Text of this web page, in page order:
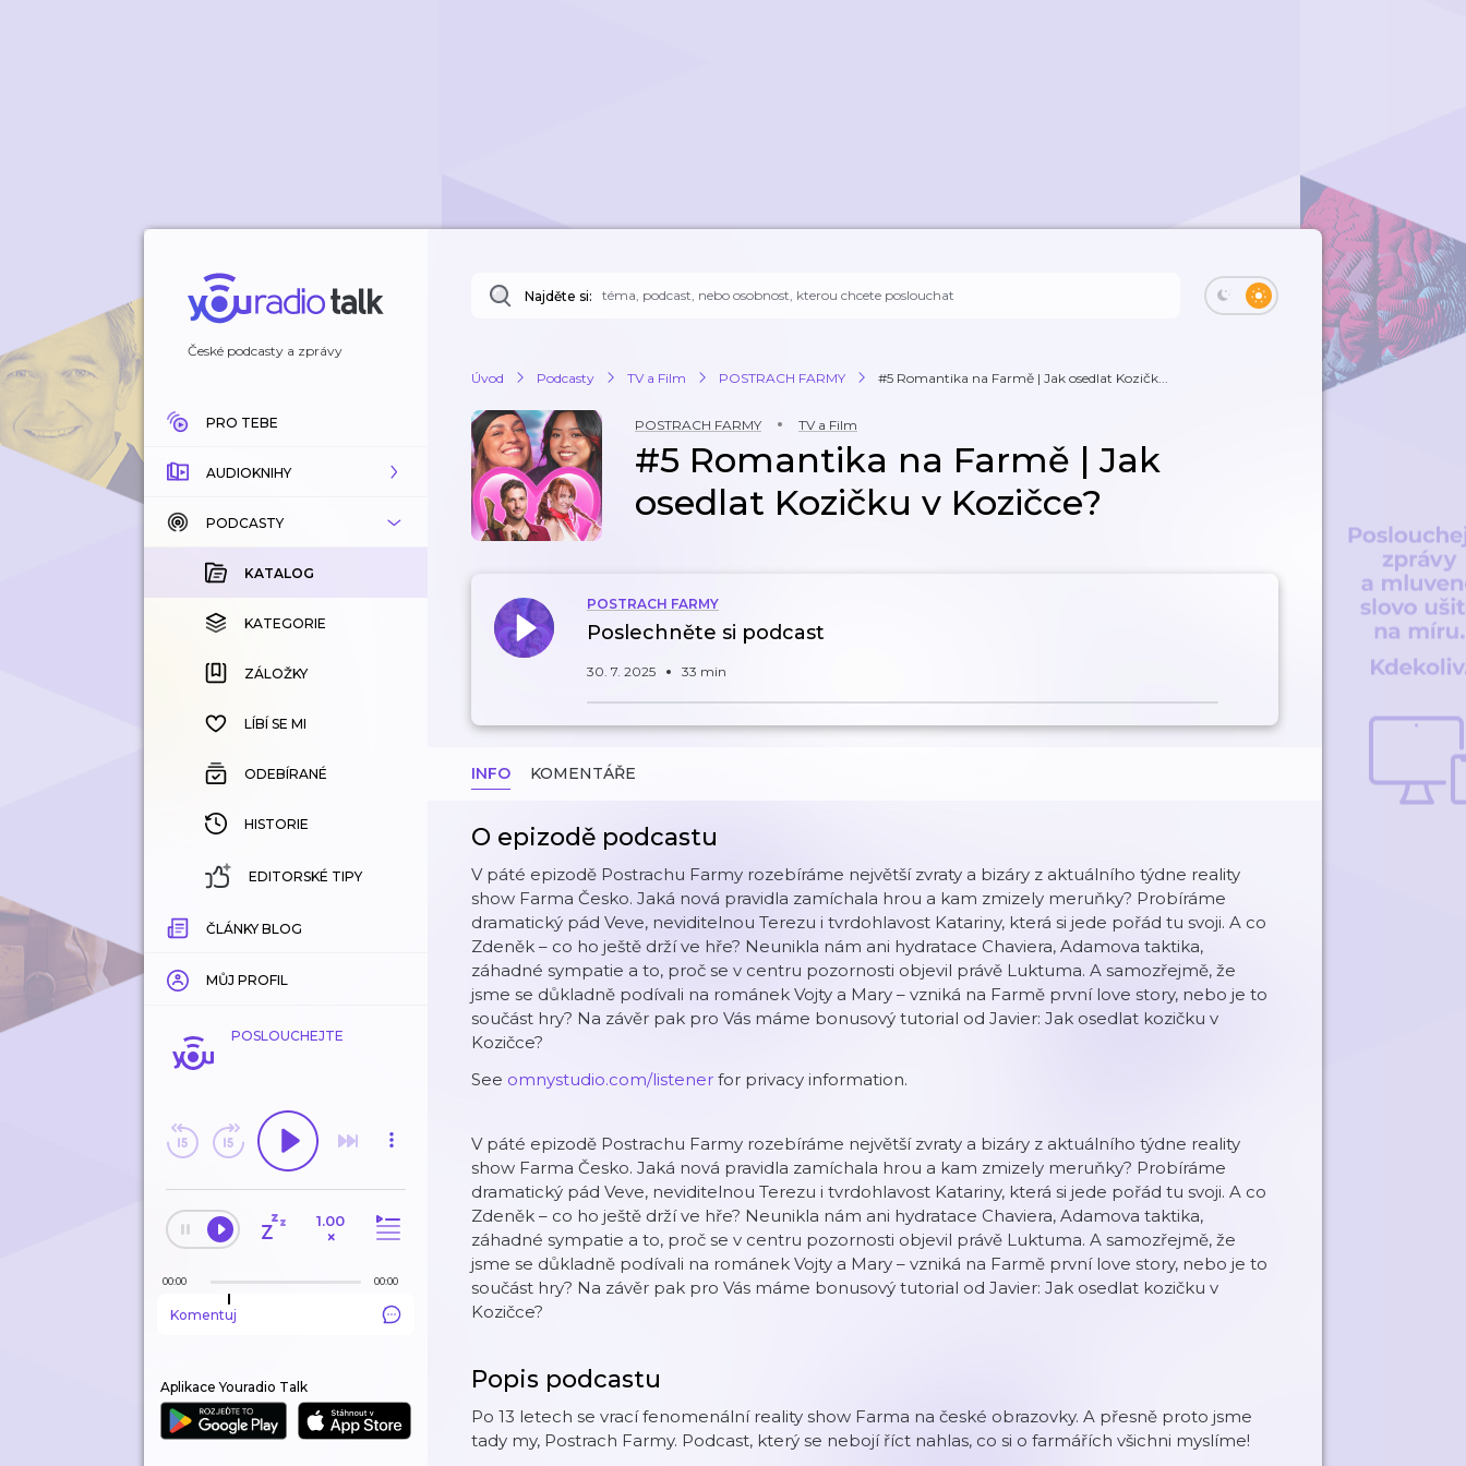
České podcasty a zprávy
PRO TEBE
AUDIOKNIHY
KATALOG
KOUPENÉ
KATEGORIE
ZÁLOŽKY
HISTORIE
PODCASTY
KATALOG
KATEGORIE
ZÁLOŽKY
LÍBÍ SE MI
ODEBÍRANÉ
HISTORIE
EDITORSKÉ TIPY
ČLÁNKY BLOG
MŮJ PROFIL
POSLOUCHEJTE
1.00
×
00:00 00:00
Komentuj
Aplikace Youradio Talk
Najděte si:
Úvod Podcasty TV a Film POSTRACH FARMY #5 Romantika na Farmě | Jak osedlat Kozičk...
POSTRACH FARMY TV a Film
#5 Romantika na Farmě | Jak
osedlat Kozičku v Kozičce?
POSTRACH FARMY
Poslechněte si podcast
30. 7. 2025 33 min
INFO KOMENTÁŘE
O epizodě podcastu
V páté epizodě Postrachu Farmy rozebíráme největší zvraty a bizáry z aktuálního týdne reality
show Farma Česko. Jaká nová pravidla zamíchala hrou a kam zmizely meruňky? Probíráme
dramatický pád Veve, neviditelnou Terezu i tvrdohlavost Katariny, která si jede pořád tu svoji. A co
Zdeněk – co ho ještě drží ve hře? Neunikla nám ani hydratace Chaviera, Adamova taktika,
záhadné sympatie a to, proč se v centru pozornosti objevil právě Luktuma. A samozřejmě, že
jsme se důkladně podívali na románek Vojty a Mary – vzniká na Farmě první love story, nebo je to
součást hry? Na závěr pak pro Vás máme bonusový tutorial od Javier: Jak osedlat kozičku v
Kozičce?
See omnystudio.com/listener for privacy information.
V páté epizodě Postrachu Farmy rozebíráme největší zvraty a bizáry z aktuálního týdne reality
show Farma Česko. Jaká nová pravidla zamíchala hrou a kam zmizely meruňky? Probíráme
dramatický pád Veve, neviditelnou Terezu i tvrdohlavost Katariny, která si jede pořád tu svoji. A co
Zdeněk – co ho ještě drží ve hře? Neunikla nám ani hydratace Chaviera, Adamova taktika,
záhadné sympatie a to, proč se v centru pozornosti objevil právě Luktuma. A samozřejmě, že
jsme se důkladně podívali na románek Vojty a Mary – vzniká na Farmě první love story, nebo je to
součást hry? Na závěr pak pro Vás máme bonusový tutorial od Javier: Jak osedlat kozičku v
Kozičce?
Popis podcastu
Po 13 letech se vrací fenomenální reality show Farma na české obrazovky. A přesně proto jsme
tady my, Postrach Farmy. Podcast, který se nebojí říct nahlas, co si o farmářích všichni myslíme!